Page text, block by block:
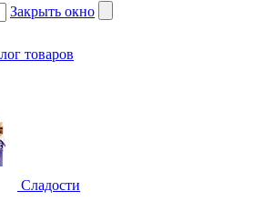
Закрыть окно
Сладости